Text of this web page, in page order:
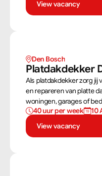
stevig als netjes is
View vacancy
Den Bosch
Platdakdekker
Als platdakdekker zorg jij
en repareren van platte
woningen, garages of
deze daken tegen alle
zoals regen, sneeuw en
40 uur per week
10
View vacancy